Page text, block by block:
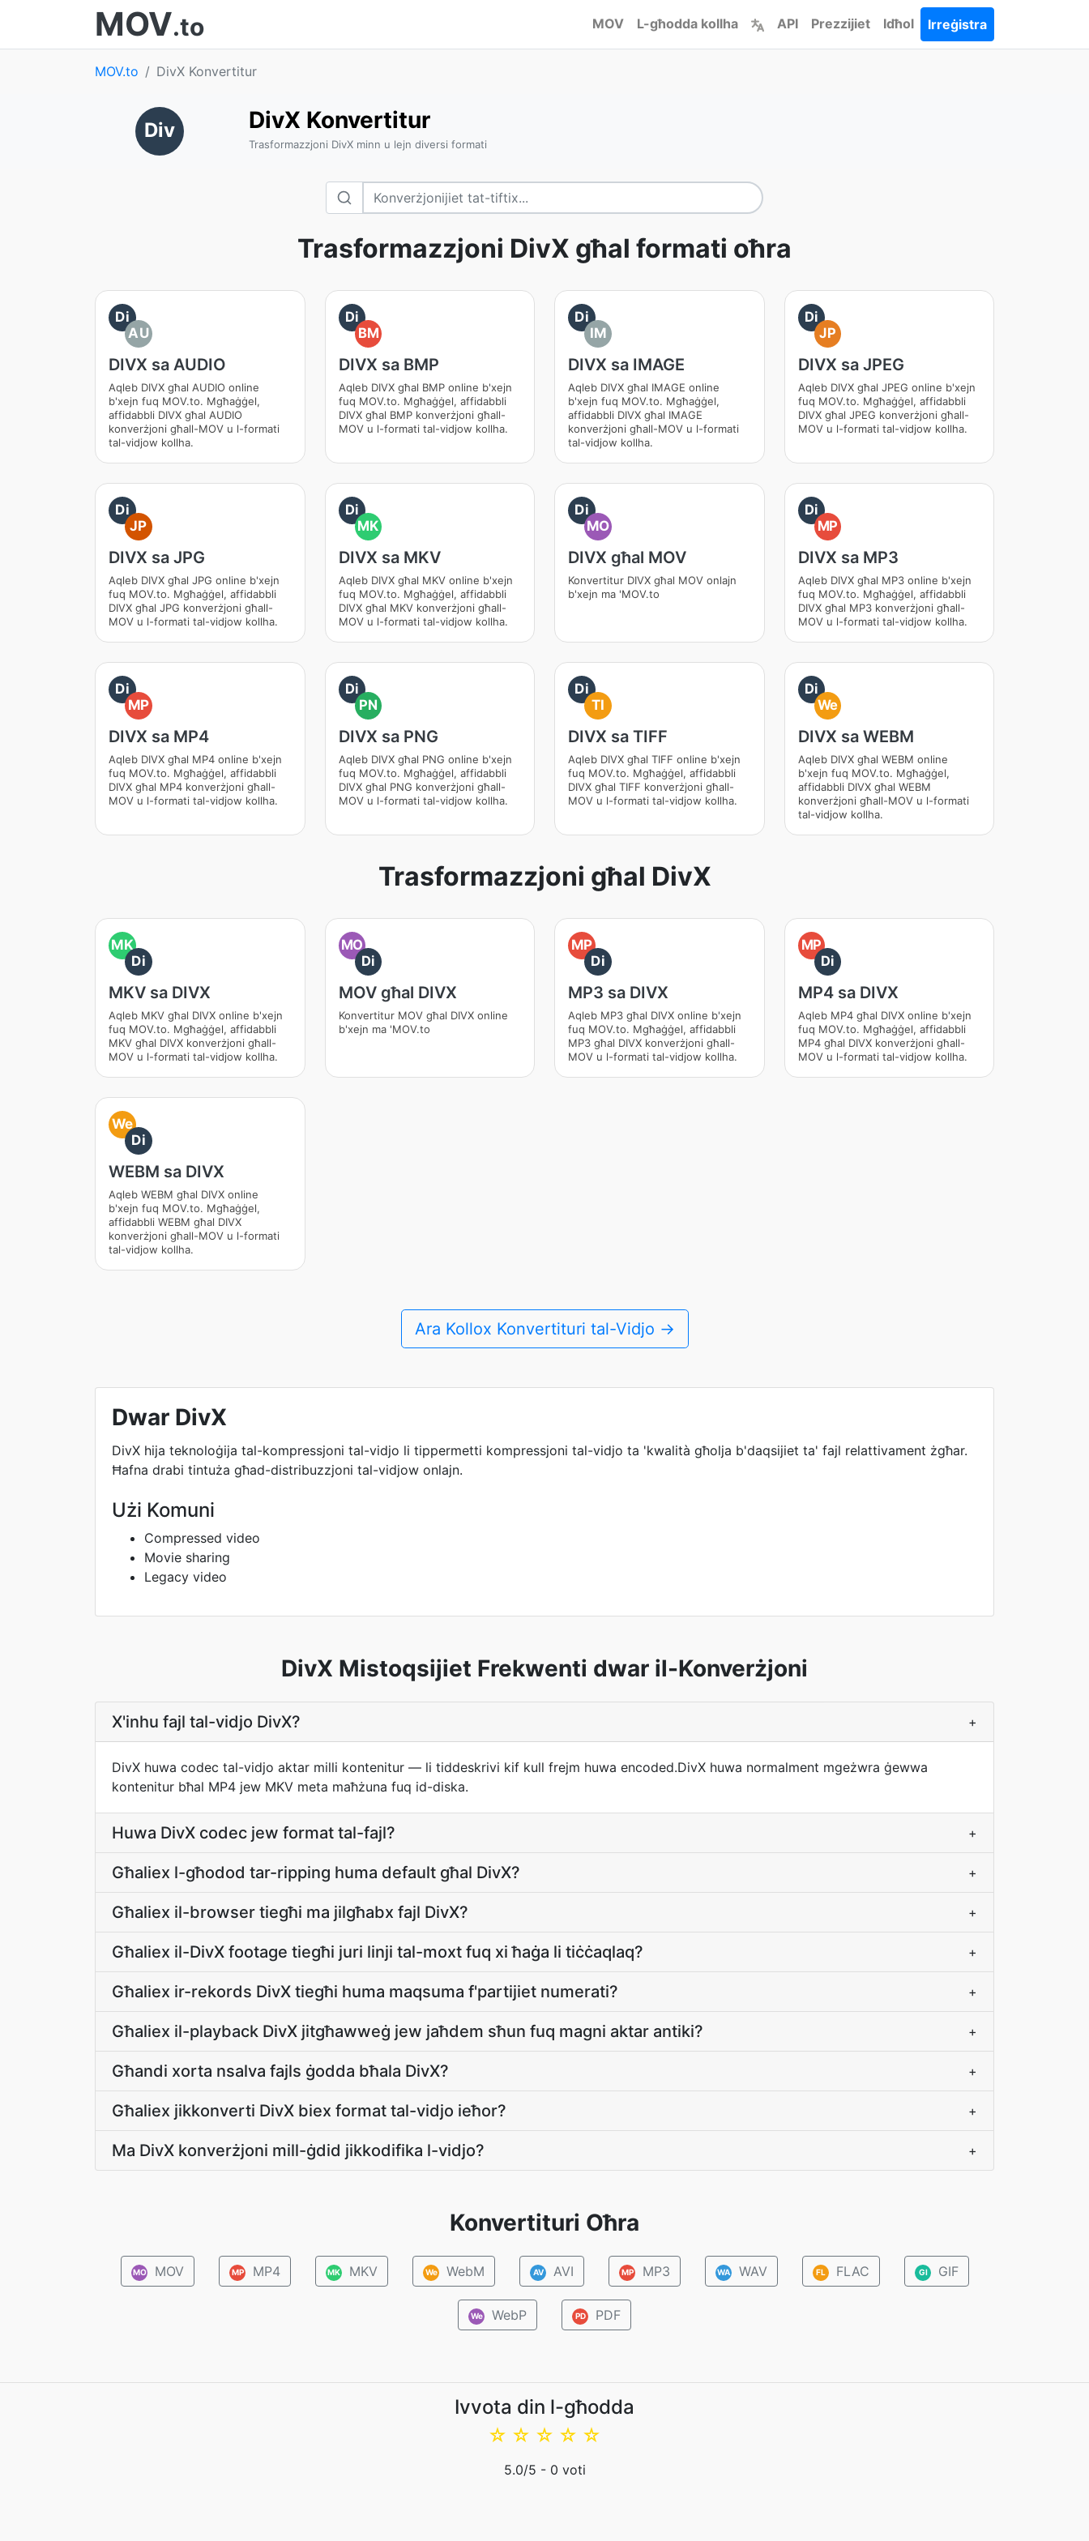
MOV.to MOV L-għodda kollha API Prezzijiet Idħol Irreġistra
MOV.to DivX Konvertitur
Div DivX Konvertitur
Trasformazzjoni DivX minn u lejn diversi formati
Trasformazzjoni DivX għal formati oħra
Di
AU
DIVX sa AUDIO
Aqleb DIVX għal AUDIO online
b'xejn fuq MOV.to. Mgħaġġel,
affidabbli DIVX għal AUDIO
konverżjoni għall-MOV u l-formati
tal-vidjow kollha.
Di
BM
DIVX sa BMP
Aqleb DIVX għal BMP online b'xejn
fuq MOV.to. Mgħaġġel, affidabbli
DIVX għal BMP konverżjoni għall-
MOV u l-formati tal-vidjow kollha.
Di
IM
DIVX sa IMAGE
Aqleb DIVX għal IMAGE online
b'xejn fuq MOV.to. Mgħaġġel,
affidabbli DIVX għal IMAGE
konverżjoni għall-MOV u l-formati
tal-vidjow kollha.
Di
JP
DIVX sa JPEG
Aqleb DIVX għal JPEG online b'xejn
fuq MOV.to. Mgħaġġel, affidabbli
DIVX għal JPEG konverżjoni għall-
MOV u l-formati tal-vidjow kollha.
Di
JP
DIVX sa JPG
Aqleb DIVX għal JPG online b'xejn
fuq MOV.to. Mgħaġġel, affidabbli
DIVX għal JPG konverżjoni għall-
MOV u l-formati tal-vidjow kollha.
Di
MK
DIVX sa MKV
Aqleb DIVX għal MKV online b'xejn
fuq MOV.to. Mgħaġġel, affidabbli
DIVX għal MKV konverżjoni għall-
MOV u l-formati tal-vidjow kollha.
Di
MO
DIVX għal MOV
Konvertitur DIVX għal MOV onlajn
b'xejn ma 'MOV.to
Di
MP
DIVX sa MP3
Aqleb DIVX għal MP3 online b'xejn
fuq MOV.to. Mgħaġġel, affidabbli
DIVX għal MP3 konverżjoni għall-
MOV u l-formati tal-vidjow kollha.
Di
MP
DIVX sa MP4
Aqleb DIVX għal MP4 online b'xejn
fuq MOV.to. Mgħaġġel, affidabbli
DIVX għal MP4 konverżjoni għall-
MOV u l-formati tal-vidjow kollha.
Di
PN
DIVX sa PNG
Aqleb DIVX għal PNG online b'xejn
fuq MOV.to. Mgħaġġel, affidabbli
DIVX għal PNG konverżjoni għall-
MOV u l-formati tal-vidjow kollha.
Di
TI
DIVX sa TIFF
Aqleb DIVX għal TIFF online b'xejn
fuq MOV.to. Mgħaġġel, affidabbli
DIVX għal TIFF konverżjoni għall-
MOV u l-formati tal-vidjow kollha.
Di
We
DIVX sa WEBM
Aqleb DIVX għal WEBM online
b'xejn fuq MOV.to. Mgħaġġel,
affidabbli DIVX għal WEBM
konverżjoni għall-MOV u l-formati
tal-vidjow kollha.
Trasformazzjoni għal DivX
MK
Di
MKV sa DIVX
Aqleb MKV għal DIVX online b'xejn
fuq MOV.to. Mgħaġġel, affidabbli
MKV għal DIVX konverżjoni għall-
MOV u l-formati tal-vidjow kollha.
MO
Di
MOV għal DIVX
Konvertitur MOV għal DIVX online
b'xejn ma 'MOV.to
MP
Di
MP3 sa DIVX
Aqleb MP3 għal DIVX online b'xejn
fuq MOV.to. Mgħaġġel, affidabbli
MP3 għal DIVX konverżjoni għall-
MOV u l-formati tal-vidjow kollha.
MP
Di
MP4 sa DIVX
Aqleb MP4 għal DIVX online b'xejn
fuq MOV.to. Mgħaġġel, affidabbli
MP4 għal DIVX konverżjoni għall-
MOV u l-formati tal-vidjow kollha.
We
Di
WEBM sa DIVX
Aqleb WEBM għal DIVX online
b'xejn fuq MOV.to. Mgħaġġel,
affidabbli WEBM għal DIVX
konverżjoni għall-MOV u l-formati
tal-vidjow kollha.
Ara Kollox Konvertituri tal-Vidjo →
Dwar DivX
DivX hija teknoloġija tal-kompressjoni tal-vidjo li tippermetti kompressjoni tal-vidjo ta 'kwalità għolja b'daqsijiet ta' fajl relattivament żgħar.
Ħafna drabi tintuża għad-distribuzzjoni tal-vidjow onlajn.
Użi Komuni
Compressed video
Movie sharing
Legacy video
DivX Mistoqsijiet Frekwenti dwar il-Konverżjoni
X'inhu fajl tal-vidjo DivX? +
DivX huwa codec tal-vidjo aktar milli kontenitur — li tiddeskrivi kif kull frejm huwa encoded.DivX huwa normalment mgeżwra ġewwa
kontenitur bħal MP4 jew MKV meta maħżuna fuq id-diska.
Huwa DivX codec jew format tal-fajl? +
Għaliex l-għodod tar-ripping huma default għal DivX? +
Għaliex il-browser tiegħi ma jilgħabx fajl DivX? +
Għaliex il-DivX footage tiegħi juri linji tal-moxt fuq xi ħaġa li tiċċaqlaq? +
Għaliex ir-rekords DivX tiegħi huma maqsuma f'partijiet numerati? +
Għaliex il-playback DivX jitgħawweġ jew jaħdem sħun fuq magni aktar antiki? +
Għandi xorta nsalva fajls ġodda bħala DivX? +
Għaliex jikkonverti DivX biex format tal-vidjo ieħor? +
Ma DivX konverżjoni mill-ġdid jikkodifika l-vidjo? +
Konvertituri Oħra
MO MOV MP MP4 MK MKV We WebM AV AVI MP MP3 WA WAV FL FLAC GI GIF
We WebP PD PDF
Ivvota din l-għodda
☆
☆
☆
☆
☆
5.0/5 - 0 voti